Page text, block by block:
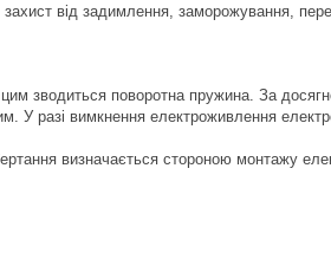
від задимлення, заморожування,
зводиться поворотна пружина. За
У разі вимкнення електроживлення
визначається стороною монтажу